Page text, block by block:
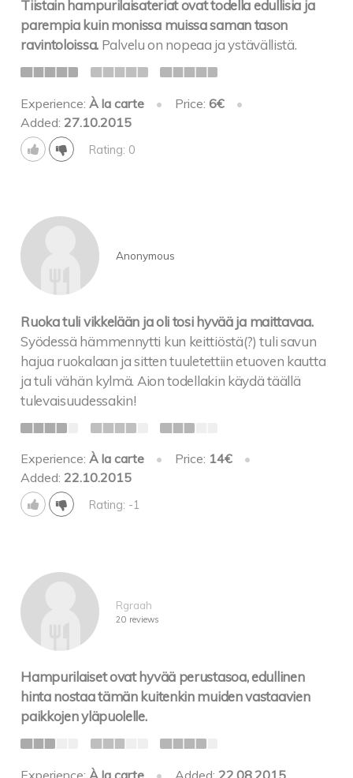
Tiistain hampurilaisateriat ovat todella edullisia ja
parempia kuin monissa muissa saman tason
ravintoloissa. Palvelu on nopeaa ja ystävällistä.
Experience:À la carte • Price: 6€
•
Added: 27.10.2015
Rating: 0
Anonymous
Ruoka tuli vikkelään ja oli tosi hyvää ja maittavaa.
Syödessä hämmennytti kun keittiöstä(?) tuli savun
hajua ruokalaan ja sitten tuuletettiin etuoven kautta
ja tuli vähän kylmä. Aion todellakin käydä täällä
tulevaisuudessakin!
Experience:À la carte • Price: 14€
•
Added: 22.10.2015
Rating: -1
Rgraah
20 reviews
Hampurilaiset ovat hyvää perustasoa, edullinen
hinta nostaa tämän kuitenkin muiden vastaavien
paikkojen yläpuolelle.
Experience: À la carte • Added: 22.08.2015